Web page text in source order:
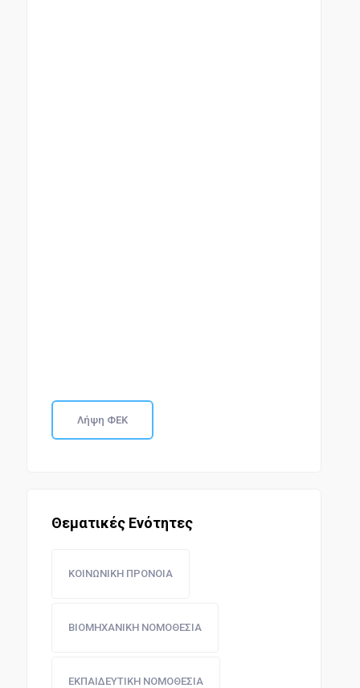
Λήψη ΦΕΚ
Θεματικές Ενότητες
ΚΟΙΝΩΝΙΚΗ ΠΡΟΝΟΙΑ
ΒΙΟΜΗΧΑΝΙΚΗ ΝΟΜΟΘΕΣΙΑ
ΕΚΠΑΙΔΕΥΤΙΚΗ ΝΟΜΟΘΕΣΙΑ